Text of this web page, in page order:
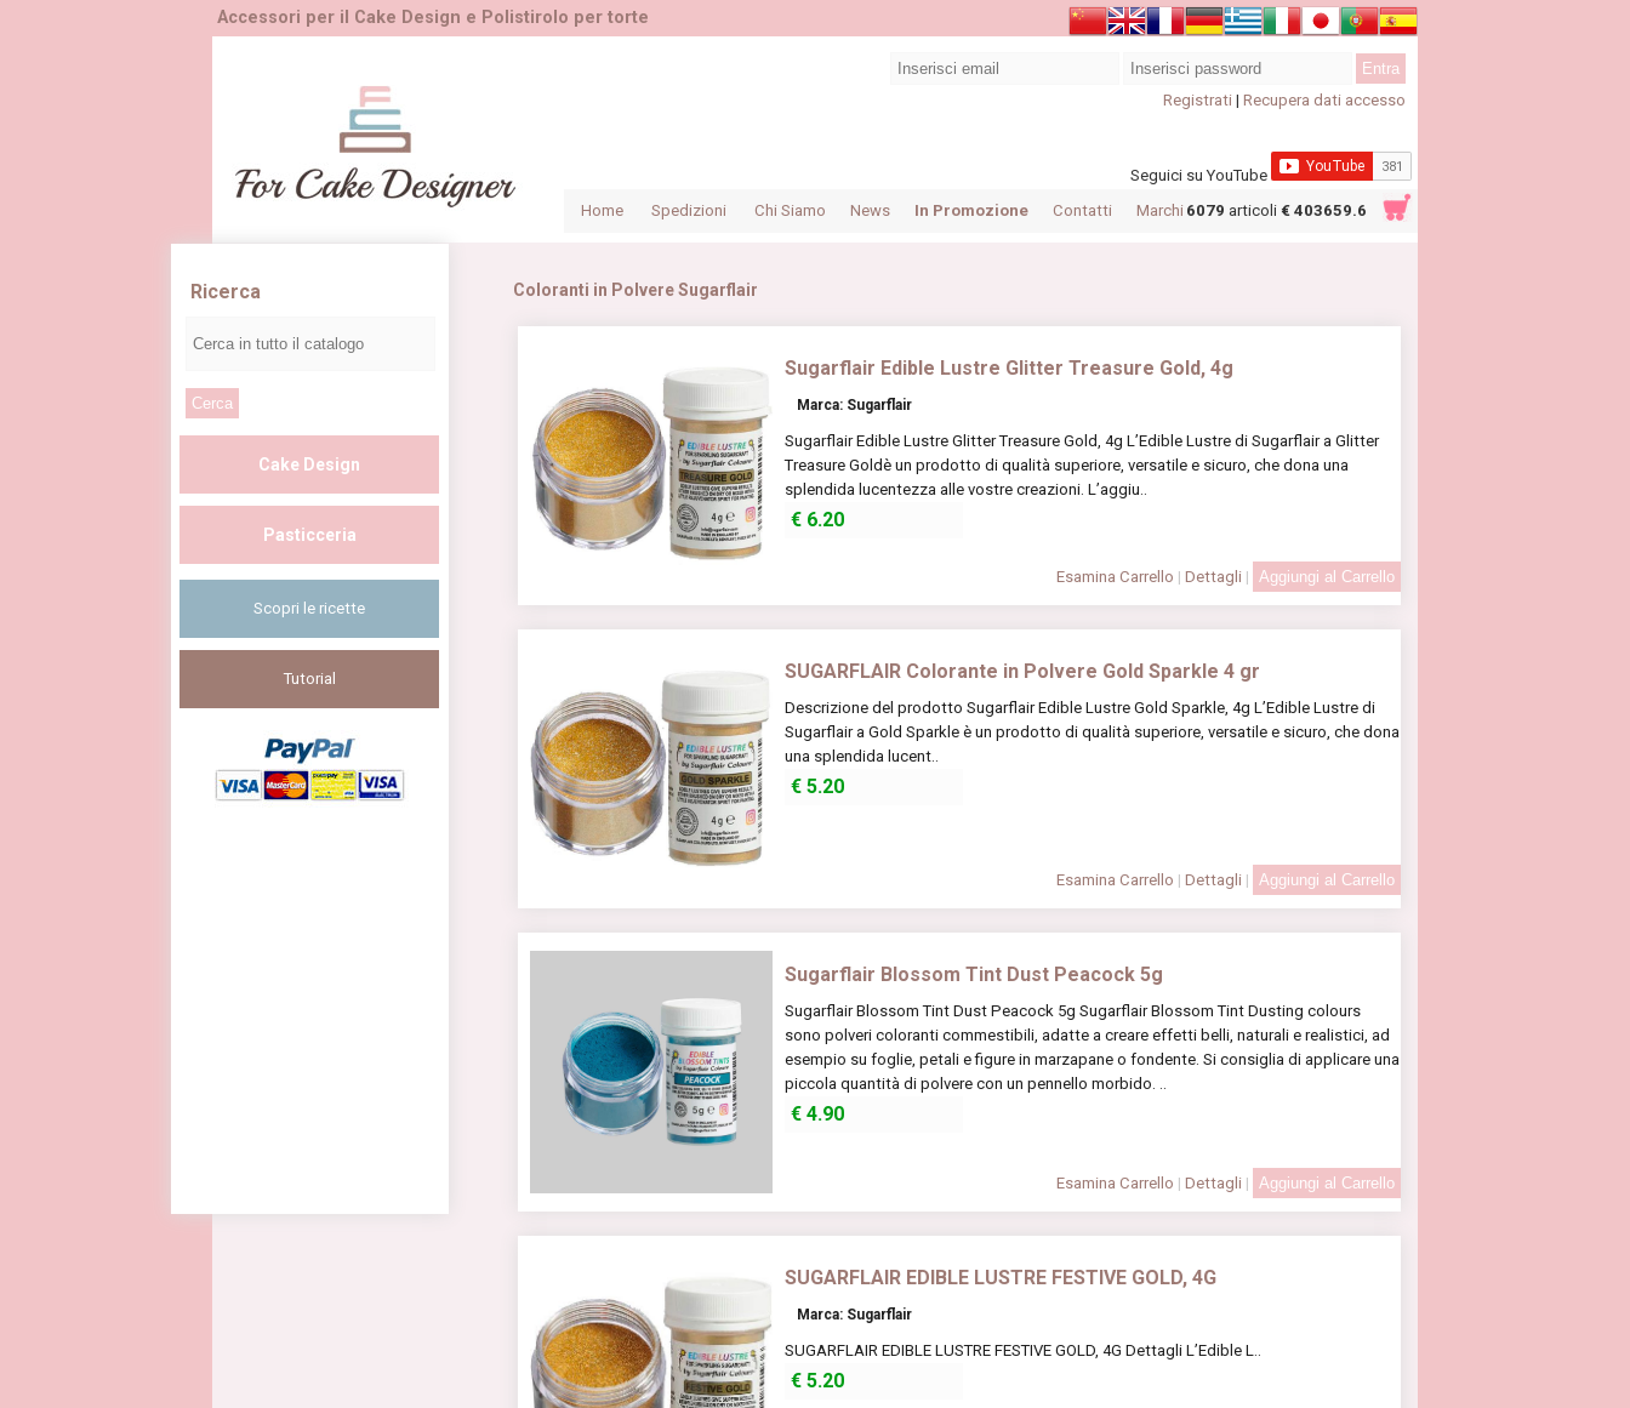
Accessori per il Cake Design e Polistirolo per torte
Registrati | Recupera dati accesso
Seguici su YouTube
Home
Spedizioni Chi Siamo News In Promozione Contatti Marchi 6079 articoli € 403659.6
Ricerca
Cake Design
Pasticceria
Scopri le ricette
Tutorial
Coloranti in Polvere Sugarflair
Sugarflair Edible Lustre Glitter Treasure Gold, 4g
Marca: Sugarflair
Sugarflair Edible Lustre Glitter Treasure Gold, 4g L’Edible Lustre di Sugarflair a Glitter
Treasure Goldè un prodotto di qualità superiore, versatile e sicuro, che dona una
splendida lucentezza alle vostre creazioni. L’aggiu..
€ 6.20
Esamina Carrello | Dettagli |
SUGARFLAIR Colorante in Polvere Gold Sparkle 4 gr
Descrizione del prodotto Sugarflair Edible Lustre Gold Sparkle, 4g L’Edible Lustre di
Sugarflair a Gold Sparkle è un prodotto di qualità superiore, versatile e sicuro, che dona
una splendida lucent..
€5.20
Esamina Carrello | Dettagli |
Sugarflair Blossom Tint Dust Peacock 5g
Sugarflair Blossom Tint Dust Peacock 5g Sugarflair Blossom Tint Dusting colours
sono polveri coloranti commestibili, adatte a creare effetti belli, naturali e realistici, ad
esempio su foglie, petali e figure in marzapane o fondente. Si consiglia di applicare una
piccola quantità di polvere con un pennello morbido. ..
€4.90
Esamina Carrello | Dettagli |
SUGARFLAIR EDIBLE LUSTRE FESTIVE GOLD, 4G
Marca: Sugarflair
SUGARFLAIR EDIBLE LUSTRE FESTIVE GOLD, 4G Dettagli L’Edible L..
€5.20